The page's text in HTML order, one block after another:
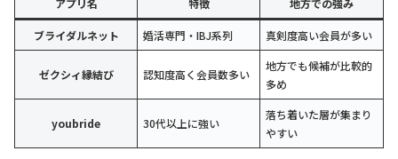
ブライダルネット 婚活専門・IBJ系列 真剣度高い会員が多い
ゼクシィ縁結び 認知度高く会員数多い
地方でも候補が比較的
多め
youbride 30代以上に強い
落ち着いた層が集まり
やすい